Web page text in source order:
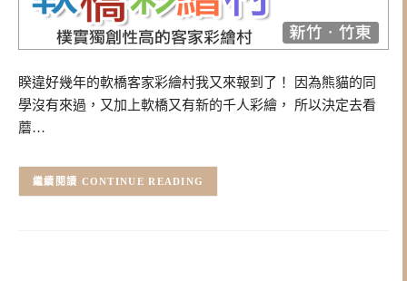
睽違好幾年的軟橋客家彩繪村我又來報到了！ 因為熊貓的同
學沒有來過，又加上軟橋又有新的千人彩繪， 所以決定去看
蘑…
CONTINUE READING